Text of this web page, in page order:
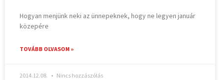
Hogyan menjünk neki az ünnepeknek, hogy ne legyen január
közepére
TOVÁBB OLVASOM »
2014.12.08. Nincs hozzászólás